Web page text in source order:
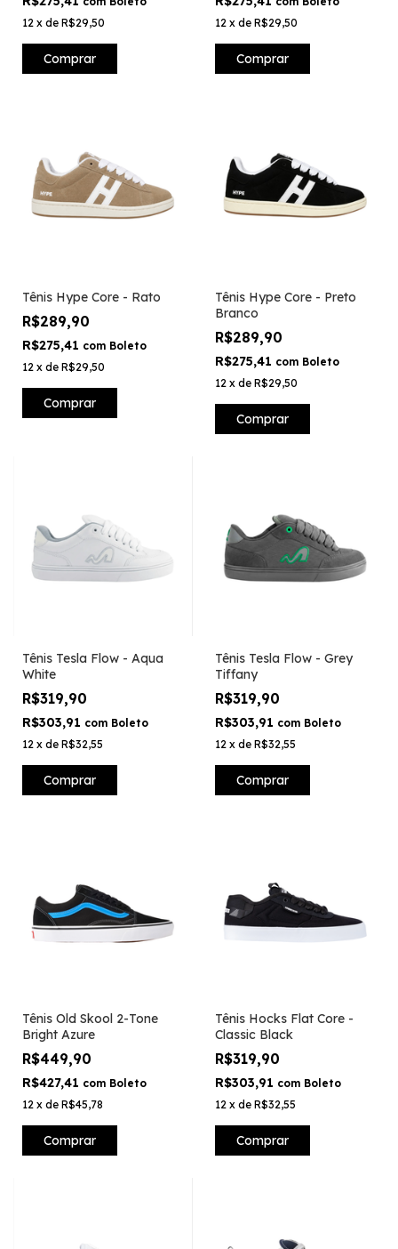
12 x de R$29,50
Comprar
12 x de R$29,50
Comprar
Tênis Hype Core - Rato
R$289,90
R$275,41 com Boleto
12 x de R$29,50
Comprar
Tênis Hype Core - Preto
Branco
R$289,90
R$275,41 com Boleto
12 x de R$29,50
Comprar
Tênis Tesla Flow - Aqua
White
R$319,90
R$303,91 com Boleto
12 x de R$32,55
Comprar
Tênis Tesla Flow - Grey
Tiffany
R$319,90
R$303,91 com Boleto
12 x de R$32,55
Comprar
Tênis Old Skool 2-Tone
Bright Azure
R$449,90
R$427,41 com Boleto
12 x de R$45,78
Comprar
Tênis Hocks Flat Core -
Classic Black
R$319,90
R$303,91 com Boleto
12 x de R$32,55
Comprar